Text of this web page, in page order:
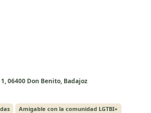
06400 Don Benito, Badajoz
Amigable con la comunidad LGTBI+